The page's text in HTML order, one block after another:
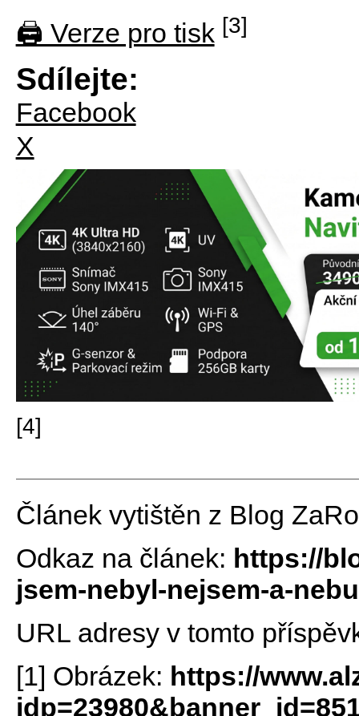
🖨 Verze pro tisk [3]
Sdílejte:
Facebook
X
[4]
Článek vytištěn z Blog
Odkaz na článek: https://
jsem-nebyl-nejsem-a-
URL adresy v tomto
[1] Obrázek: https://